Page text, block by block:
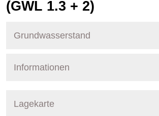
(GWL 1.3 + 2)
Grundwasserstand
Informationen
Nummer
Lagekarte